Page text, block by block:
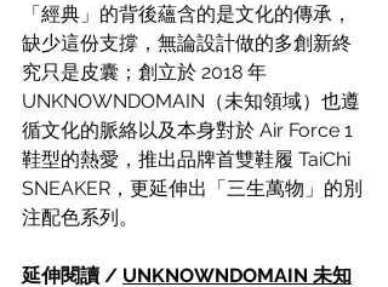
「經典」的背後蘊含的是文化的傳承，
缺少這份支撐，無論設計做的多創新終
究只是皮囊；創立於 2018 年
UNKNOWNDOMAIN（未知領域）也遵
循文化的脈絡以及本身對於 Air Force 1
鞋型的熱愛，推出品牌首雙鞋履 TaiChi
SNEAKER，更延伸出「三生萬物」的別
注配色系列。
延伸閱讀 / UNKNOWNDOMAIN 未知